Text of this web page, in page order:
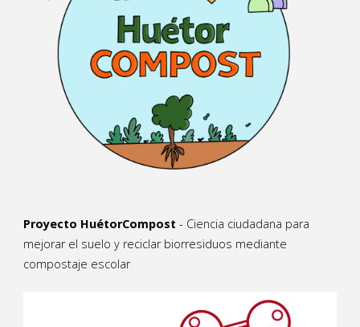
Proyecto HuétorCompost - Ciencia ciudadana para
mejorar el suelo y reciclar biorresiduos mediante
compostaje escolar